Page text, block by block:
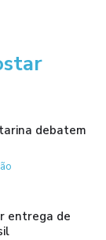
debatem
entrega de